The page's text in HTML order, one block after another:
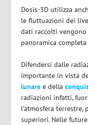
Dosis-3D utilizza
le fluttuazioni dei
dati raccolti
panoramica
Difendersi dalle
importante in vista
lunare e della
radiazioni infatti,
l’atmosfera terrestre,
superiori. Nelle